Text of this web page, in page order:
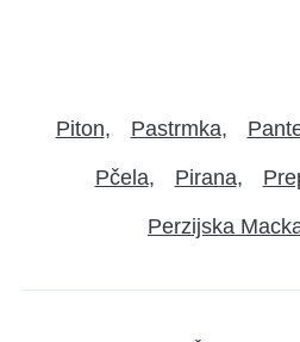
Piton Pastrmka
Pčela Pirana
Perzijska